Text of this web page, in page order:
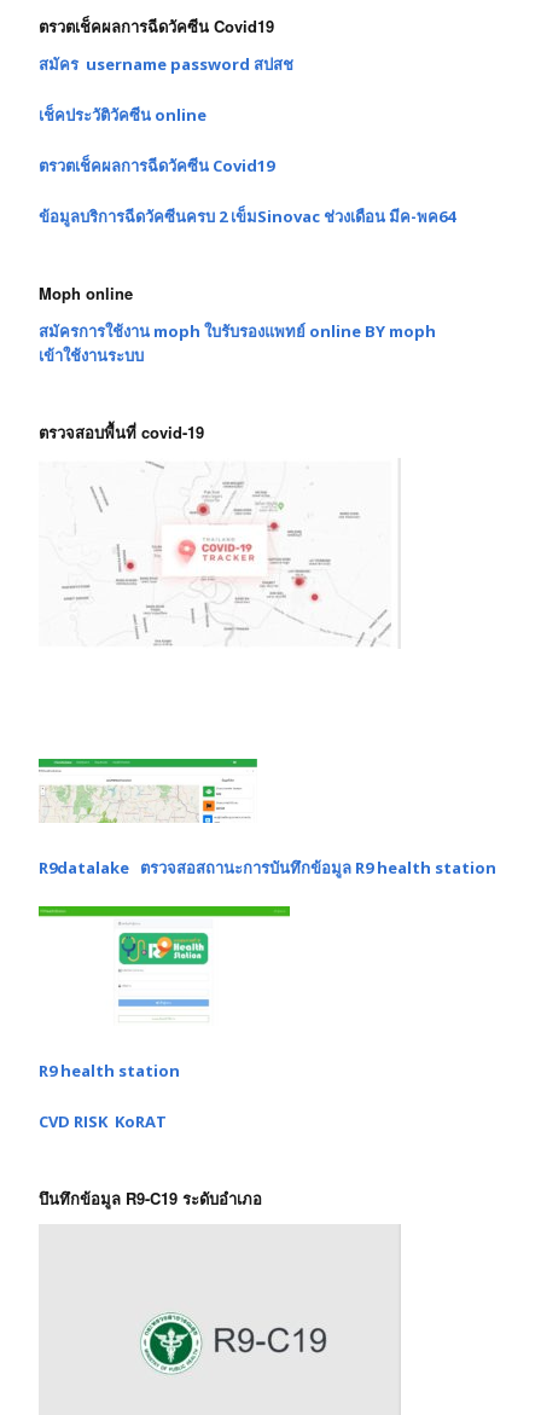
ตรวตเช็คผลการฉีดวัคซีน Covid19
สมัคร username password สปสช
เช็คประวัติวัคซีน online
ตรวตเช็คผลการฉีดวัคซีน Covid19
ข้อมูลบริการฉีดวัคซีนครบ 2 เข็มSinovac ช่วงเดือน มีค-พค64
Moph online
สมัครการใช้งาน moph ใบรับรองแพทย์ online BY moph
เข้าใช้งานระบบ
ตรวจสอบพื้นที่ covid-19
R9datalake ตรวจสอสถานะการบันทึกข้อมูล R9 health station
R9 health station
CVD RISK KoRAT
บึนทึกข้อมูล R9-C19 ระดับอำเภอ